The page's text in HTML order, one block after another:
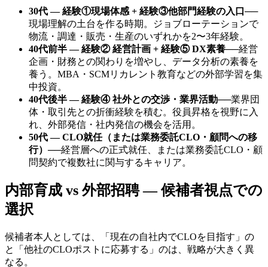
30代 — 経験①現場体感 + 経験③他部門経験の入口 ──
現場理解の土台を作る時期。ジョブローテーションで
物流・調達・販売・生産のいずれかを2〜3年経験。
40代前半 — 経験② 経営計画 + 経験⑤ DX素養──経営
企画・財務との関わりを増やし、データ分析の素養を
養う。MBA・SCMリカレント教育などの外部学習を集
中投資。
40代後半 — 経験④ 社外との交渉・業界活動──業界団
体・取引先との折衝経験を積む。役員昇格を視野に入
れ、外部発信・社内発信の機会を活用。
50代 — CLO就任（または業務委託CLO・顧問への移
行） ──経営層への正式就任、または業務委託CLO・顧
問契約で複数社に関与するキャリア。
内部育成 vs 外部招聘 — 候補者視点での
選択
候補者本人としては、「現在の自社内でCLOを目指す」の
と「他社のCLOポストに応募する」のは、戦略が大きく異
なる。